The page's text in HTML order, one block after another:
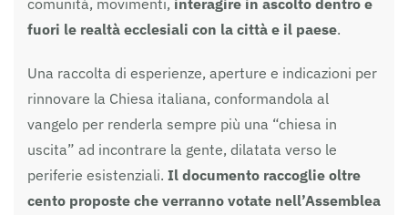
fuori le realtà ecclesiali con la città e il paese.
Una raccolta di esperienze, aperture e indicazioni per
rinnovare la Chiesa italiana, conformandola al
vangelo per renderla sempre più una “chiesa in
uscita” ad incontrare la gente, dilatata verso le
periferie esistenziali. Il documento raccoglie oltre
cento proposte che verranno votate nell’Assemblea